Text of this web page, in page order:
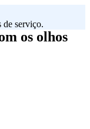
de serviço.
os olhos